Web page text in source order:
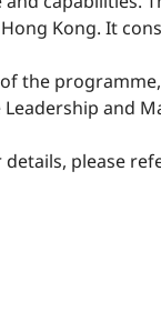
Kong. It
the
and
please